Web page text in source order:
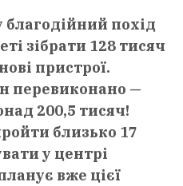
похід
зібрати 128 тисяч
пристрої.
перевиконано —
200,5 тисяч!
близько 17
у центрі
вже цієї